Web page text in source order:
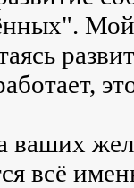
ваших
всё